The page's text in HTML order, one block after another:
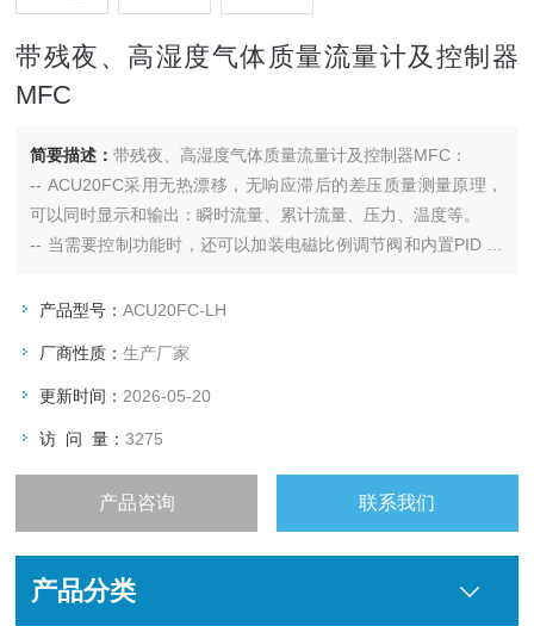
带残夜、高湿度气体质量流量计及控制器
MFC
简要描述：带残夜、高湿度气体质量流量计及控制器MFC：
-- ACU20FC采用无热漂移，无响应滞后的差压质量测量原理，
可以同时显示和输出：瞬时流量、累计流量、压力、温度等。
-- 当需要控制功能时，还可以加装电磁比例调节阀和内置PID 调
-- 与热式流量计不同，当使用气体转换系数时，ACU20FC没有
不同，也不会影响测量精度。
产品型号：ACU20FC-LH
厂商性质：生产厂家
更新时间： 2026-05-20
访 问 量：3275
产品咨询 联系我们
产品分类